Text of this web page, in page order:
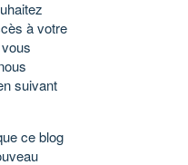
à votre
suivant
ce blog